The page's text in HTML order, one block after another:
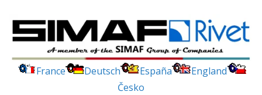
content
France Deutsch España
England
Česko